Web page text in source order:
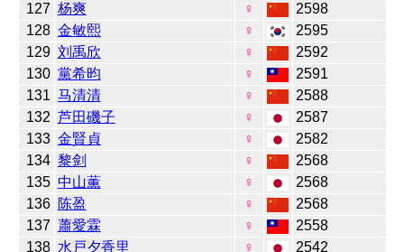
127 杨爽 ♀
2598
128 金敏熙 ♀
2595
129 刘禹欣 ♀
2592
130 黨希昀 ♀
2591
131 马清清 ♀
2588
132 芦田磯子 ♀
2587
133 金賢貞 ♀
2582
134 黎剑 ♀
2568
135 中山薫 ♀
2568
136 陈盈 ♀
2568
137 蕭愛霖 ♀
2558
138 水戸夕香里 ♀ 2542